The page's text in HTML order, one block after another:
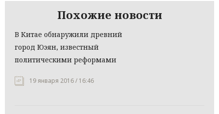
Похожие новости
В Китае обнаружили древний
город Юэян, известный
политическими реформами
19 января 2016 / 16:46